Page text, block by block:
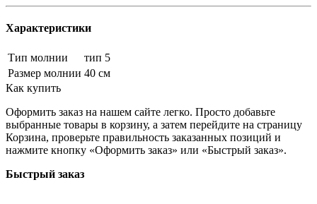
Характеристики
Тип молнии
тип 5
Размер молнии 40 см
Как купить
Оформить заказ на нашем сайте легко. Просто добавьте
выбранные товары в корзину, а затем перейдите на страницу
Корзина, проверьте правильность заказанных позиций и
нажмите кнопку «Оформить заказ» или «Быстрый заказ».
Быстрый заказ